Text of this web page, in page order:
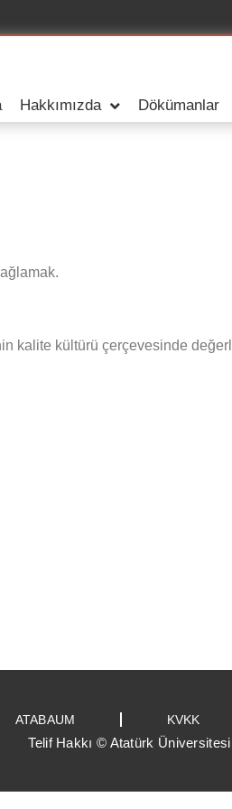
Hakkımızda Dökümanlar
kalite kültürü çerçevesinde
ATABAUM KVKK
Telif Hakkı © Atatürk Üniversitesi